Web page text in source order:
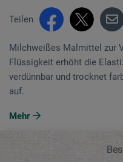
Teilen
Milchweißes Malmittel zur
Flüssigkeit erhöht die
verdünnbar und trocknet
auf.
Mehr